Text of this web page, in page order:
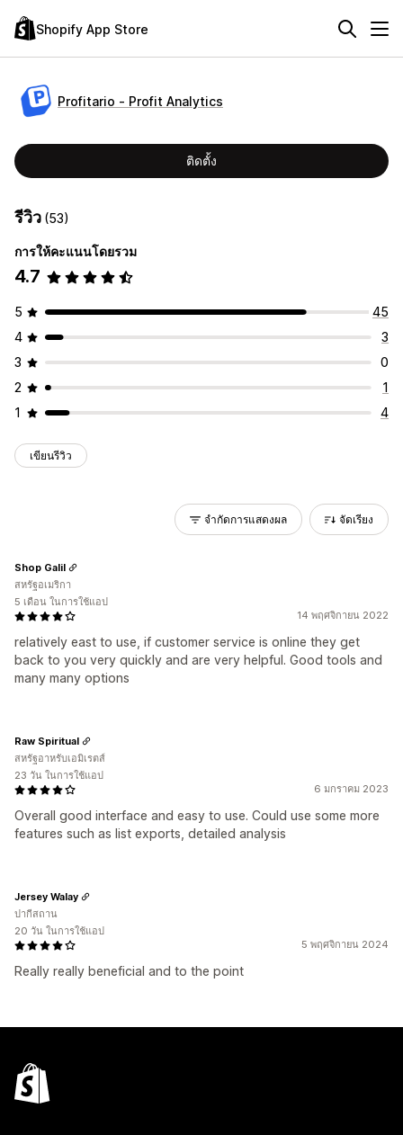
Shopify App Store
Profitario ‑ Profit Analytics
ติดตั้ง
รีวิว (53)
การให้คะแนนโดยรวม
4.7
5
45
4
3
3
0
2
1
1
4
เขียนรีวิว
จำกัดการแสดงผล จัดเรียง
14 พฤศจิกายน 2022
relatively east to use, if customer service is online they get
back to you very quickly and are very helpful. Good tools and
many many options
Shop Galil
สหรัฐอเมริกา
5 เดือน ในการใช้แอป
6 มกราคม 2023
Overall good interface and easy to use. Could use some more
features such as list exports, detailed analysis
Raw Spiritual
สหรัฐอาหรับเอมิเรตส์
23 วัน ในการใช้แอป
5 พฤศจิกายน 2024
Really really beneficial and to the point
Jersey Walay
ปากีสถาน
20 วัน ในการใช้แอป